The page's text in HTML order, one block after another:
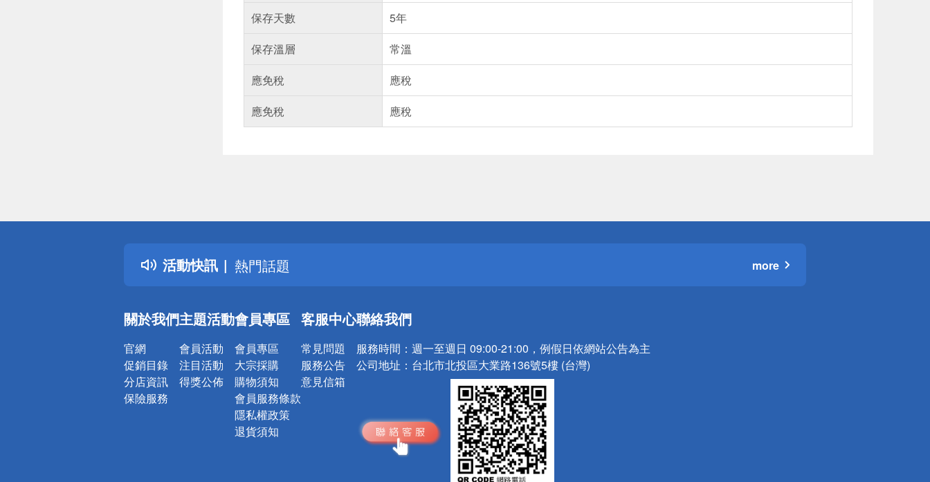
保存天數
5年
保存溫層
常溫
應免稅
應稅
應免稅
應稅
活動快訊
詐騙網頁！請小心！
得獎公告
熱門話題
銀行優惠
詐騙網頁！請小心！
more
關於我們
官網
促銷目錄
分店資訊
保險服務
主題活動
會員活動
注目活動
得獎公佈
會員專區
會員專區
大宗採購
購物須知
會員服務條款
隱私權政策
退貨須知
客服中心
常見問題
服務公告
意見信箱
聯絡我們
服務時間： 週一至週日 09:00-21:00，例假日依網站公告為主
公司地址： 台北市北投區大業路136號5樓 (台灣)